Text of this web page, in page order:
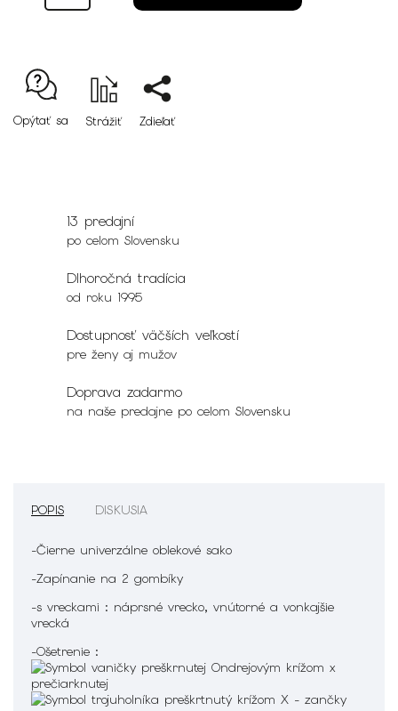
Opýtať sa Strážiť Zdieľať
13 predajní
po celom Slovensku
Dlhoročná tradícia
od roku 1995
Dostupnosť väčších veľkostí
pre ženy aj mužov
Doprava zadarmo
na naše predajne po celom Slovensku
POPIS DISKUSIA
-Čierne univerzálne oblekové sako
-Zapínanie na 2 gombíky
-s vreckami : náprsné vrecko, vnútorné a vonkajšie
vrecká
-Ošetrenie :